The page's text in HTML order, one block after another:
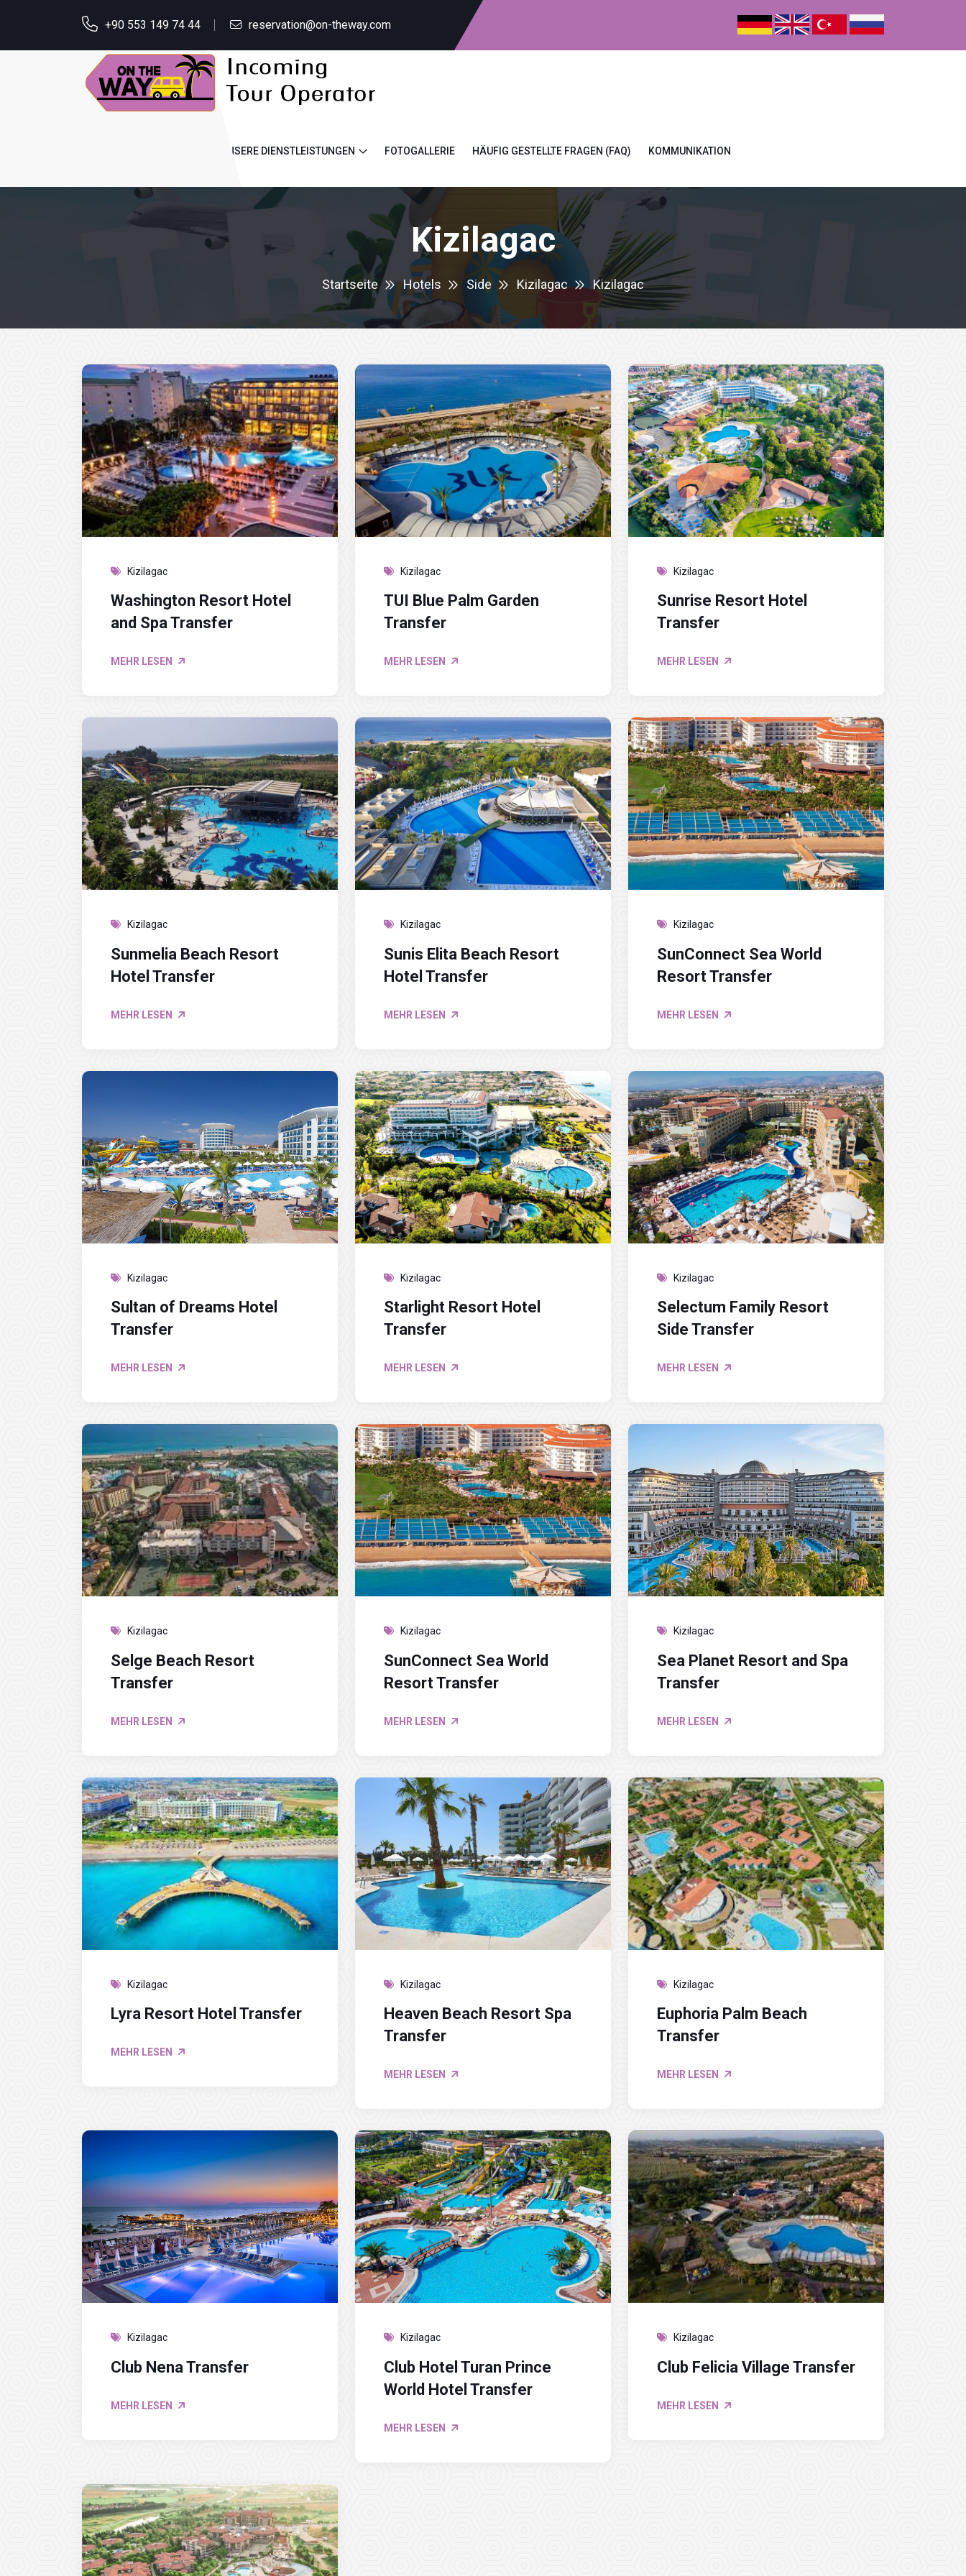
+90 553 149 74 44 reservation@on-theway.com
UNSERE DIENSTLEISTUNGEN FOTOGALLERIE HÄUFIG GESTELLTE FRAGEN (FAQ) KOMMUNIKATION
Kizilagac
Startseite Hotels Side Kizilagac Kizilagac
Kizilagac
Washington Resort Hotel
and Spa Transfer
MEHR LESEN
Kizilagac
TUI Blue Palm Garden
Transfer
MEHR LESEN
Kizilagac
Sunrise Resort Hotel
Transfer
MEHR LESEN
Kizilagac
Sunmelia Beach Resort
Hotel Transfer
MEHR LESEN
Kizilagac
Sunis Elita Beach Resort
Hotel Transfer
MEHR LESEN
Kizilagac
SunConnect Sea World
Resort Transfer
MEHR LESEN
Kizilagac
Sultan of Dreams Hotel
Transfer
MEHR LESEN
Kizilagac
Starlight Resort Hotel
Transfer
MEHR LESEN
Kizilagac
Selectum Family Resort
Side Transfer
MEHR LESEN
Kizilagac
Selge Beach Resort
Transfer
MEHR LESEN
Kizilagac
SunConnect Sea World
Resort Transfer
MEHR LESEN
Kizilagac
Sea Planet Resort and Spa
Transfer
MEHR LESEN
Kizilagac
Lyra Resort Hotel Transfer
MEHR LESEN
Kizilagac
Heaven Beach Resort Spa
Transfer
MEHR LESEN
Kizilagac
Euphoria Palm Beach
Transfer
MEHR LESEN
Kizilagac
Club Nena Transfer
MEHR LESEN
Kizilagac
Club Hotel Turan Prince
World Hotel Transfer
MEHR LESEN
Kizilagac
Club Felicia Village Transfer
MEHR LESEN